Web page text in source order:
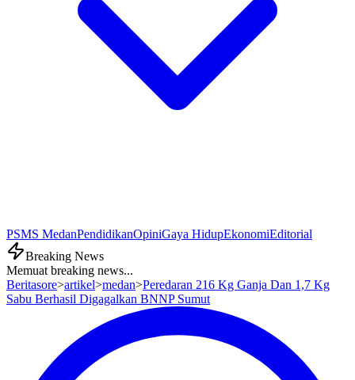
PSMS MedanPendidikanOpiniGaya HidupEkonomiEditorial
Breaking News
Memuat breaking news...
Beritasore>artikel>medan>Peredaran 216 Kg Ganja Dan 1,7 Kg
Sabu Berhasil Digagalkan BNNP Sumut